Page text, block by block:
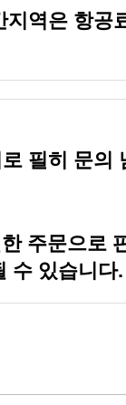
수 있습니다.